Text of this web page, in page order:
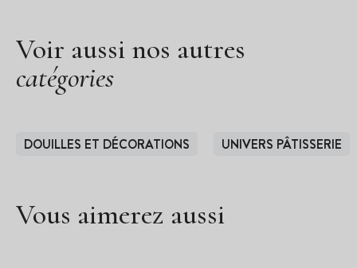
Voir aussi nos autres
catégories
DOUILLES ET DÉCORATIONS UNIVERS PÂTISSERIE
Vous aimerez aussi